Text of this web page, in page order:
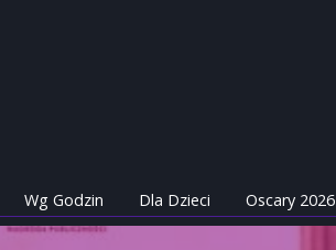
Wg Godzin Dla Dzieci Oscary 2026